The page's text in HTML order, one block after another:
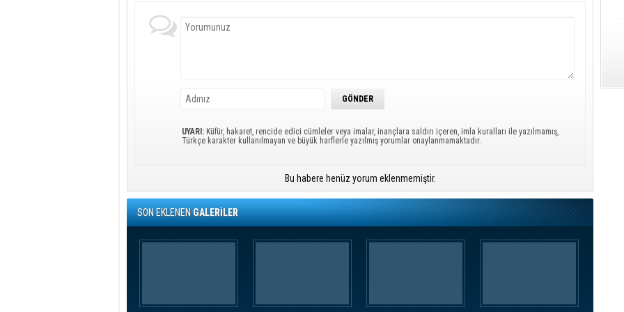
UYARI: Küfür, hakaret, rencide edici cümleler veya imalar, inançlara saldırı içeren, imla kuralları ile yazılmamış,
Türkçe karakter kullanılmayan ve büyük harflerle yazılmış yorumlar onaylanmamaktadır.
Bu habere henüz yorum eklenmemiştir.
SON EKLENENGALERİLER